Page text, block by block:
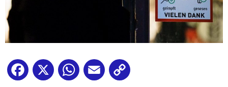
Facebook
X WhatsApp
Email